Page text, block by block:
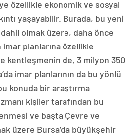
özellikle ekonomik ve sosyal
yaşayabilir. Burada, bu yeni
olmak üzere, daha önce
imar planlarına özellikle
kentleşmenin de, 3 milyon 350
imar planlarının da bu yönlü
konuda bir araştırma
kişiler tarafından bu
ve başta Çevre ve
üzere Bursa’da büyükşehir